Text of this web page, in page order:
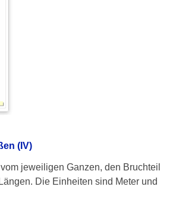
(IV)
jeweiligen Ganzen, den Bruchteil
Die Einheiten sind Meter und